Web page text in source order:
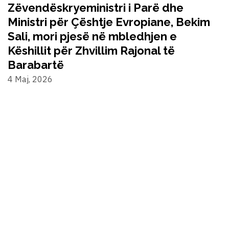
Zëvendëskryeministri i Parë dhe
Ministri për Çështje Evropiane, Bekim
Sali, mori pjesë në mbledhjen e
Këshillit për Zhvillim Rajonal të
Barabartë
4 Maj, 2026